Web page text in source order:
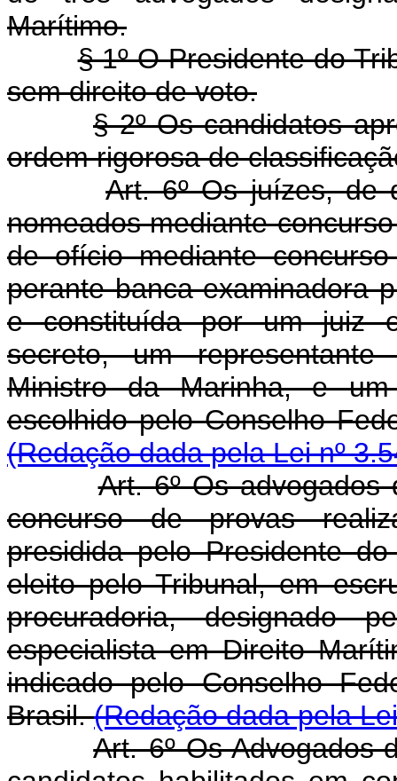
Marítimo.
§ 1º O Presidente do
sem direito de voto.
§ 2º Os candidatos
ordem rigorosa de
Art. 6º Os juízes, de
nomeados mediante
de ofício mediante
perante banca examinadora
e constituída por um juiz
secreto, um
Ministro da Marinha, e
escolhido pelo Conselho
(Redação dada pela Lei nº
Art. 6º Os advogados
concurso de provas
presidida pelo Presidente
eleito pelo Tribunal, em
procuradoria, designado
especialista em Direito
indicado pelo Conselho
Brasil.(Redação dada pela
Art. 6º Os